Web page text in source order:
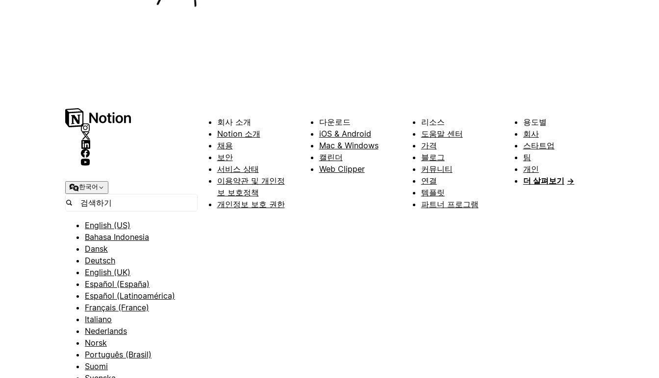
한국어
English (US)
Bahasa Indonesia
Dansk
Deutsch
English (UK)
Español (España)
Español (Latinoamérica)
Français (France)
Italiano
Nederlands
Norsk
Português (Brasil)
Suomi
회사 소개
Notion 소개
채용
보안
서비스 상태
이용약관 및 개인정
보 보호정책
개인정보 보호 권한
다운로드
iOS & Android
Mac & Windows
캘린더
Web Clipper
리소스
도움말 센터
가격
블로그
커뮤니티
연결
템플릿
파트너 프로그램
용도별
회사
스타트업
팀
개인
더 살펴보기 →